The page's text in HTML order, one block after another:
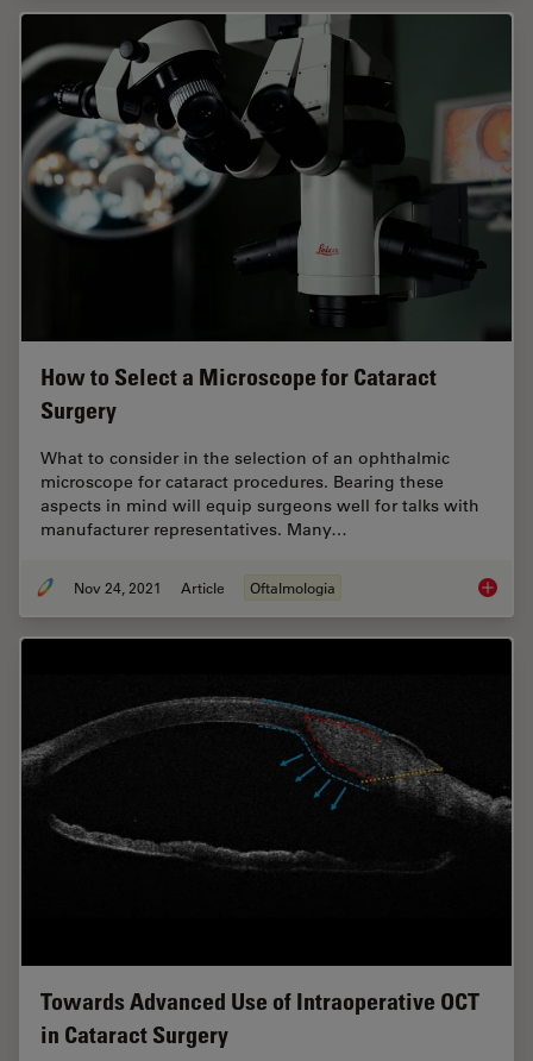
How to Select a Microscope for Cataract
Surgery
What to consider in the selection of an ophthalmic
microscope for cataract procedures. Bearing these
aspects in mind will equip surgeons well for talks with
manufacturer representatives. Many…
Nov 24, 2021 Article Oftalmologia How to
Towards Advanced Use of Intraoperative OCT
in Cataract Surgery